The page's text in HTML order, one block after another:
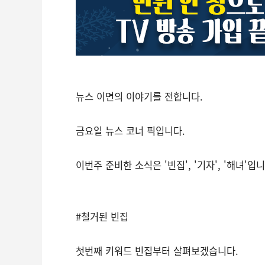
뉴스 이면의 이야기를 전합니다.
금요일 뉴스 코너 픽입니다.
이번주 준비한 소식은 '빈집', '기자', '해녀'입
#철거된 빈집
첫번째 키워드 빈집부터 살펴보겠습니다.